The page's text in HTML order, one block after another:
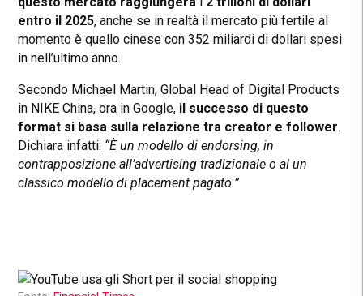
entro il 2025, anche se in realtà il mercato più fertile al
momento è quello cinese con 352 miliardi di dollari spesi
in nell’ultimo anno.
Secondo Michael Martin, Global Head of Digital Products
in NIKE China, ora in Google, il successo di questo
format si basa sulla relazione tra creator e follower.
Dichiara infatti: “È un modello di endorsing, in
contrapposizione all’advertising tradizionale o al un
classico modello di placement pagato.”